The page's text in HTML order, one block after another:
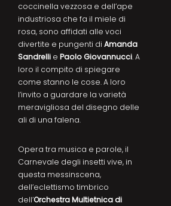
coccinella vezzosa e dell’ape
industriosa che fa il miele di
rosa, sono affidati alle voci
divertite e pungenti di Amanda
Sandrelli e Paolo Giovannucci. A
loro il compito di spiegare
come stanno le cose. A loro
l’invito a guardare la varietà
meravigliosa del disegno delle
ali di una falena.
Opera tra musica e parole, il
Carnevale degli insetti vive, in
questa messinscena,
dell’eclettismo timbrico
dell’Orchestra Multietnica di